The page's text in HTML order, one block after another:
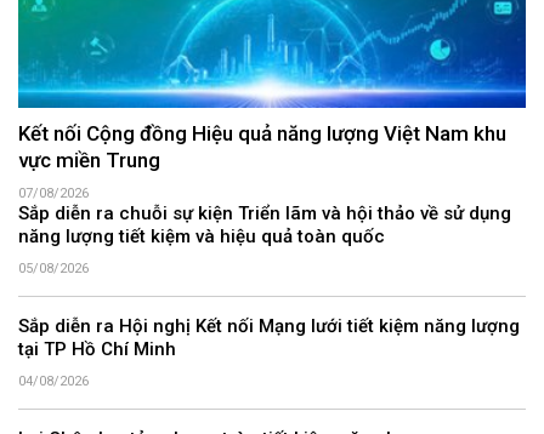
Kết nối Cộng đồng Hiệu quả năng lượng Việt Nam khu
vực miền Trung
07/08/2026
Sắp diễn ra chuỗi sự kiện Triển lãm và hội thảo về sử dụng
năng lượng tiết kiệm và hiệu quả toàn quốc
05/08/2026
Sắp diễn ra Hội nghị Kết nối Mạng lưới tiết kiệm năng lượng
tại TP Hồ Chí Minh
04/08/2026